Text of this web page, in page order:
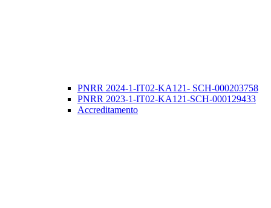
PNRR 2024-1-IT02-KA121- SCH-000203758
PNRR 2023-1-IT02-KA121-SCH-000129433
Accreditamento